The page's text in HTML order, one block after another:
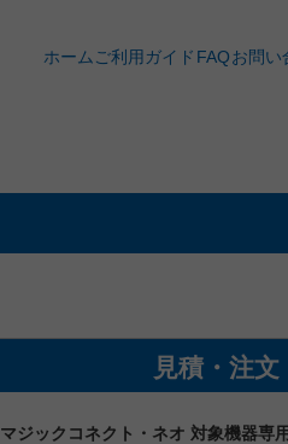
ホーム ご利用ガイド FAQ お問い
見積・注文
マジックコネクト・ネオ 対象機器専